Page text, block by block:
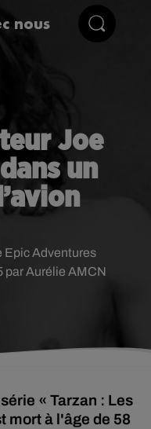
nous
Joe
un
par Aurélie AMCN
Epic Adventures
« Tarzan : Les
mort à l'âge de 58